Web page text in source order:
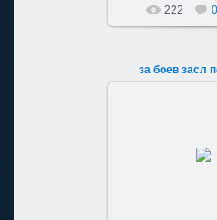
222 0
за боев засл